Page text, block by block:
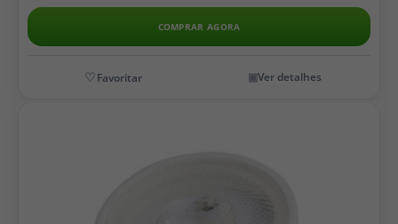
COMPRAR AGORA
Ver detalhes